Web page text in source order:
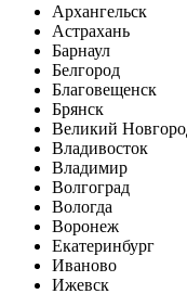
Архангельск
Астрахань
Барнаул
Белгород
Благовещенск
Брянск
Великий
Владивосток
Владимир
Волгоград
Вологда
Воронеж
Екатеринбург
Иваново
Ижевск